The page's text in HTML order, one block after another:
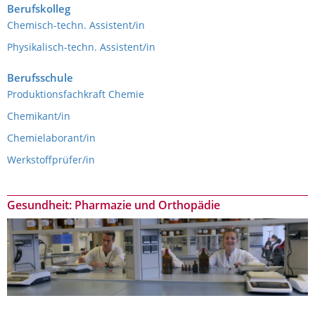
Berufskolleg
Chemisch-techn. Assistent/in
Physikalisch-techn. Assistent/in
Berufsschule
Produktionsfachkraft Chemie
Chemikant/in
Chemielaborant/in
Werkstoffprüfer/in
Gesundheit: Pharmazie und Orthopädie